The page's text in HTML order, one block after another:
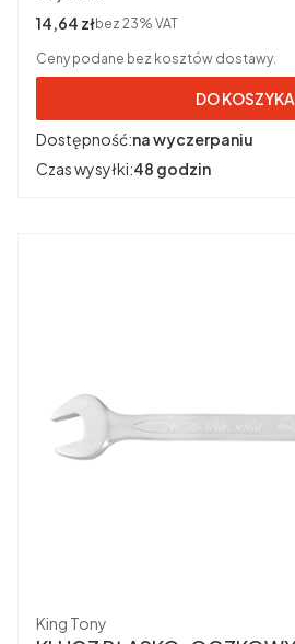
Cena netto
14,64 złbez 23% VAT
Ceny podane bez kosztów dostawy.
DO KOSZYKA
Dostępność:na wyczerpaniu
Czas wysyłki:48 godzin
Producent
King Tony